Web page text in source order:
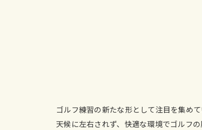
ゴルフ練習の新たな形として注目を集めて
天候に左右されず、快適な環境でゴルフ